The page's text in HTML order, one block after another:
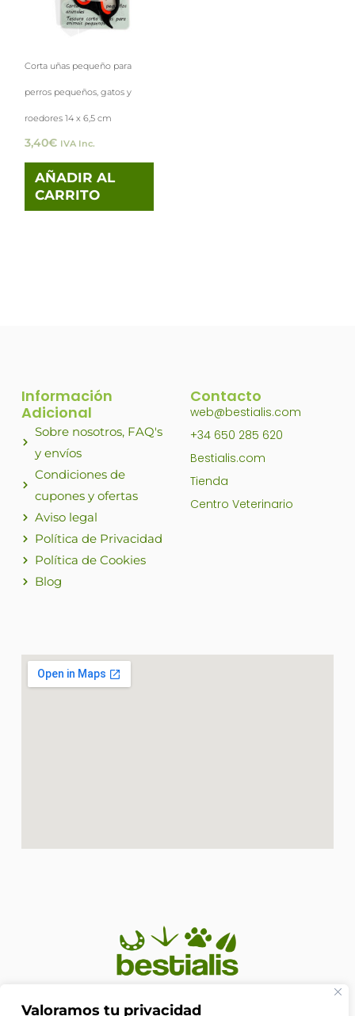
Valoramos tu privacidad
Corta uñas pequeño para
perros pequeños, gatos y
roedores 14 x 6,5 cm
3,40€ IVA Inc.
AÑADIR AL
CARRITO
En Bestialis unimos calidad, confianza y pasión por los
Información
Adicional
Sobre nosotros, FAQ's
y envíos
Condiciones de
cupones y ofertas
Aviso legal
Política de Privacidad
Política de Cookies
Blog
Contacto
web@bestialis.com
+34 650 285 620
Bestialis.com
Tienda
Centro Veterinario